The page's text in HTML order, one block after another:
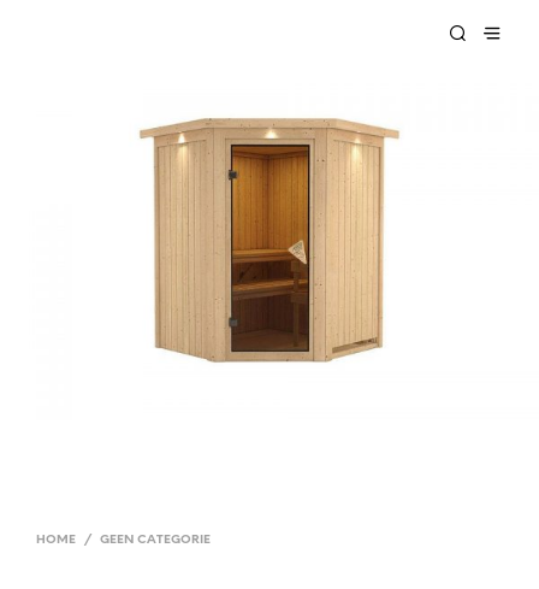
HOME / GEEN CATEGORIE